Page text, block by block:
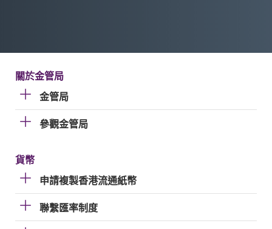
關於金管局
金管局
參觀金管局
貨幣
申請複製香港流通紙幣
聯繫匯率制度